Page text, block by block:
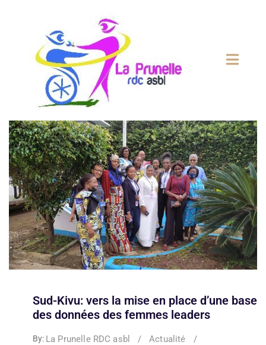
Sud-Kivu: vers la mise en place d’une base
des données des femmes leaders
By: La Prunelle RDC asbl / Actualité
/